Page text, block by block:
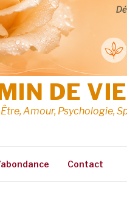
DE VIE
Amour, Psychologie,
Contact